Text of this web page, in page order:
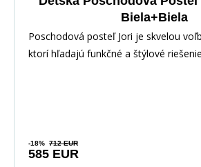
Biela+Biela
Poschodová posteľ Jori je skvelou
ktorí hľadajú funkčné a štýlové
-18% 712 EUR
585 EUR